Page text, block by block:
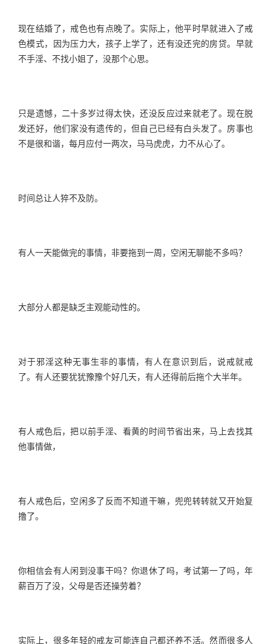
现在结婚了，戒色也有点晚了。实际上，他平时早就进入了戒
色模式，因为压力大，孩子上学了，还有没还完的房贷。早就
不手淫、不找小姐了，没那个心思。
只是遗憾，二十多岁过得太快，还没反应过来就老了。现在脱
发还好，他们家没有遗传的，但自己已经有白头发了。房事也
不是很和谐，每月应付一两次，马马虎虎，力不从心了。
时间总让人猝不及防。
有人一天能做完的事情，非要拖到一周，空闲无聊能不多吗？
大部分人都是缺乏主观能动性的。
对于邪淫这种无事生非的事情，有人在意识到后，说戒就戒
了。有人还要犹犹豫豫个好几天，有人还得前后拖个大半年。
有人戒色后，把以前手淫、看黄的时间节省出来，马上去找其
他事情做，
有人戒色后，空闲多了反而不知道干嘛，兜兜转转就又开始复
撸了。
你相信会有人闲到没事干吗？你退休了吗，考试第一了吗，年
薪百万了没，父母是否还操劳着？
实际上，很多年轻的戒友可能连自己都还养不活。然而很多人